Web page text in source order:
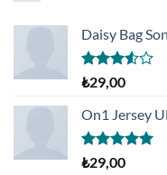
Daisy Bag
5
üzerinden
3.50oy
aldı
₺29,00
On1 Jersey
5 üzerinden
₺29,00